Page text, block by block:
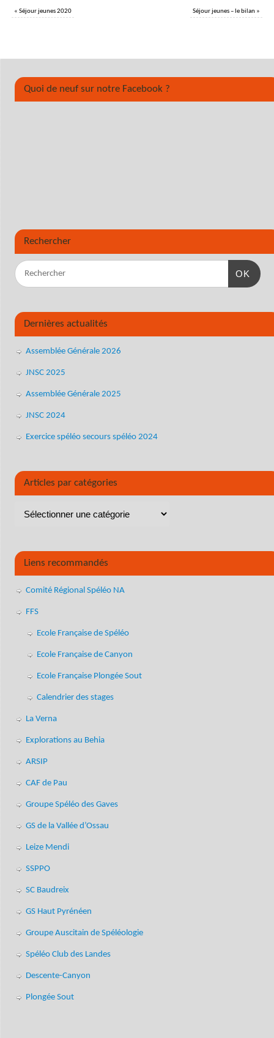
« Séjour jeunes 2020 Séjour jeunes – le bilan »
Quoi de neuf sur notre Facebook ?
Rechercher
OK
Dernières actualités
Assemblée Générale 2026
JNSC 2025
Assemblée Générale 2025
JNSC 2024
Exercice spéléo secours spéléo 2024
Articles par catégories
Liens recommandés
Comité Régional Spéléo NA
FFS
Ecole Française de Spéléo
Ecole Française de Canyon
Ecole Française Plongée Sout
Calendrier des stages
La Verna
Explorations au Behia
ARSIP
CAF de Pau
Groupe Spéléo des Gaves
GS de la Vallée d’Ossau
Leize Mendi
SSPPO
SC Baudreix
GS Haut Pyrénéen
Groupe Auscitain de Spéléologie
Spéléo Club des Landes
Descente-Canyon
Plongée Sout